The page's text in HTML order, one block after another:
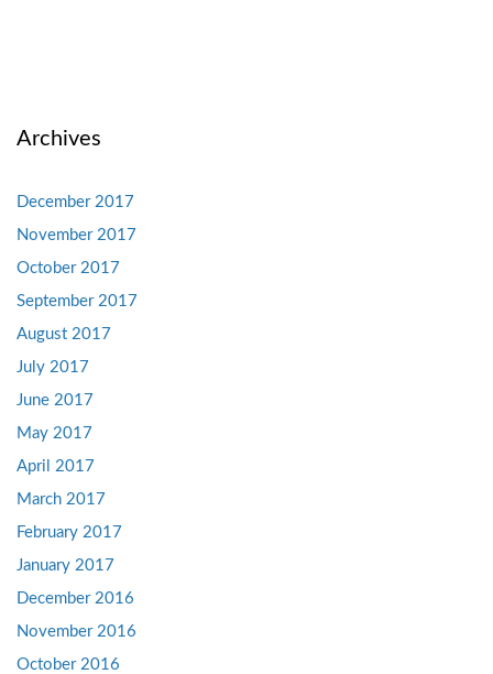
Archives
December 2017
November 2017
October 2017
September 2017
August 2017
July 2017
June 2017
May 2017
April 2017
March 2017
February 2017
January 2017
December 2016
November 2016
October 2016